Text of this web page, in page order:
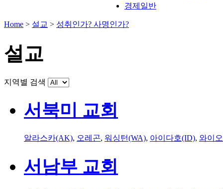
경제일반
Home > 설교 > 성취인가? 사명인가?
설교
지역별 검색
서북미 교회
알라스카(AK), 오레곤, 워싱턴(WA), 아이다호(ID), 와이
서남부 교회